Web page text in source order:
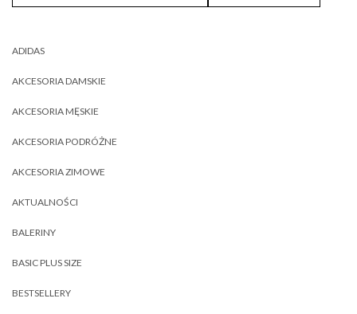
ADIDAS
AKCESORIA DAMSKIE
AKCESORIA MĘSKIE
AKCESORIA PODRÓŻNE
AKCESORIA ZIMOWE
AKTUALNOŚCI
BALERINY
BASIC PLUS SIZE
BESTSELLERY